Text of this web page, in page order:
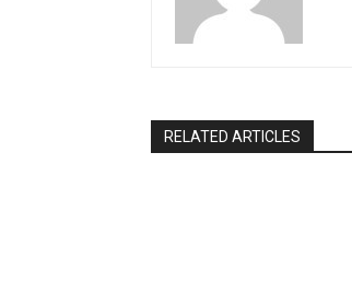
RELATED ARTICLES